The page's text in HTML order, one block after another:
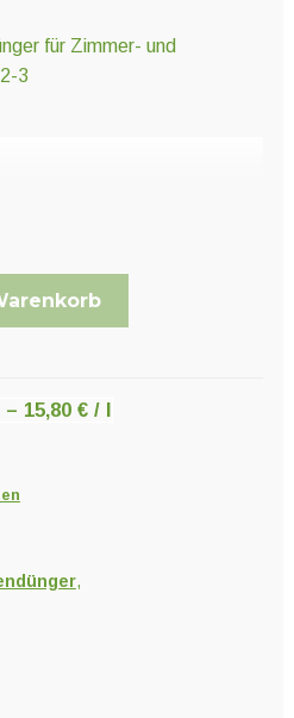
für Zimmer- und
3
– 15,80€ / l
,